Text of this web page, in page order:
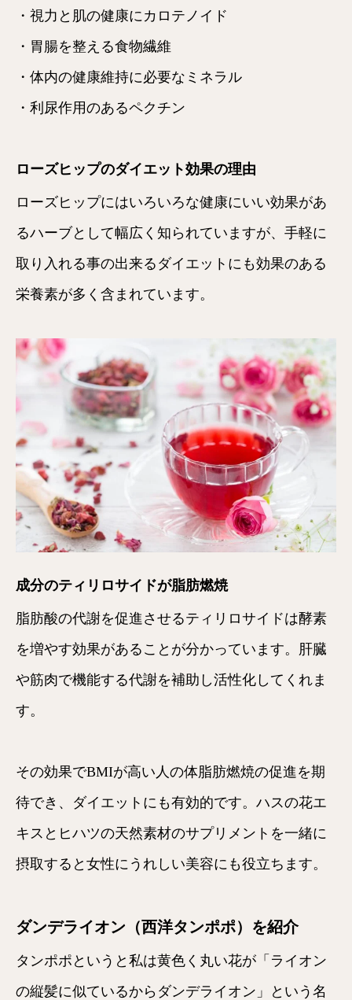
・視力と肌の健康にカロテノイド
・胃腸を整える食物繊維
・体内の健康維持に必要なミネラル
・利尿作用のあるペクチン
ローズヒップのダイエット効果の理由
ローズヒップにはいろいろな健康にいい効果があ
るハーブとして幅広く知られていますが、手軽に
取り入れる事の出来るダイエットにも効果のある
栄養素が多く含まれています。
成分のティリロサイドが脂肪燃焼
脂肪酸の代謝を促進させるティリロサイドは酵素
を増やす効果があることが分かっています。肝臓
や筋肉で機能する代謝を補助し活性化してくれま
す。
その効果でBMIが高い人の体脂肪燃焼の促進を期
待でき、ダイエットにも有効的です。ハスの花エ
キスとヒハツの天然素材のサプリメントを一緒に
摂取すると女性にうれしい美容にも役立ちます。
ダンデライオン（西洋タンポポ）を紹介
タンポポというと私は黄色く丸い花が「ライオン
の縦髪に似ているからダンデライオン」という名